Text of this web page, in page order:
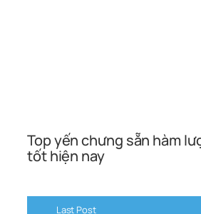
Top yến chưng sẵn hàm
tốt hiện nay
Last Post